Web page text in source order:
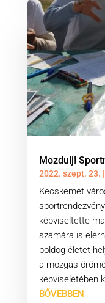
Mozdulj!
2022. szept. 23. |
Kecskemét
képviseltette
számára is
boldog életet
a mozgás
képviseletében
BŐVEBBEN